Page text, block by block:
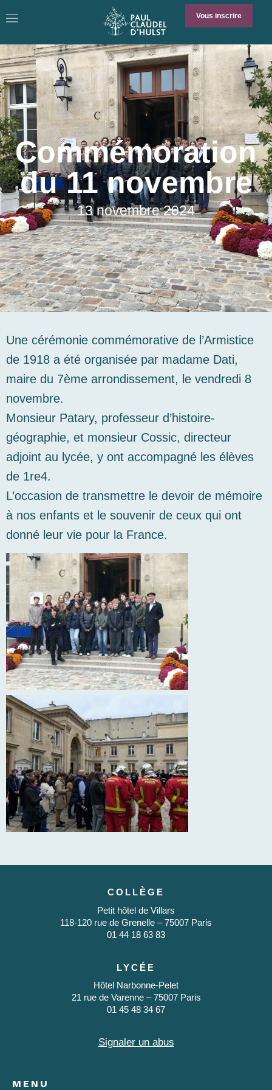
Vous inscrire
Commémoration
du 11 novembre
13 novembre 2024
Une cérémonie commémorative de l’Armistice
de 1918 a été organisée par madame Dati,
maire du 7ème arrondissement, le vendredi 8
novembre.
Monsieur Patary, professeur d’histoire-
géographie, et monsieur Cossic, directeur
adjoint au lycée, y ont accompagné les élèves
de 1re4.
L’occasion de transmettre le devoir de mémoire
à nos enfants et le souvenir de ceux qui ont
donné leur vie pour la France.
COLLÈGE
Petit hôtel de Villars
118-120 rue de Grenelle – 75007 Paris
01 44 18 63 83
LYCÉE
Hôtel Narbonne-Pelet
21 rue de Varenne – 75007 Paris
01 45 48 34 67
Signaler un abus
MENU